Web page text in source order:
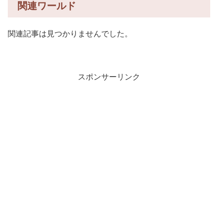
関連ワールド
関連記事は見つかりませんでした。
スポンサーリンク